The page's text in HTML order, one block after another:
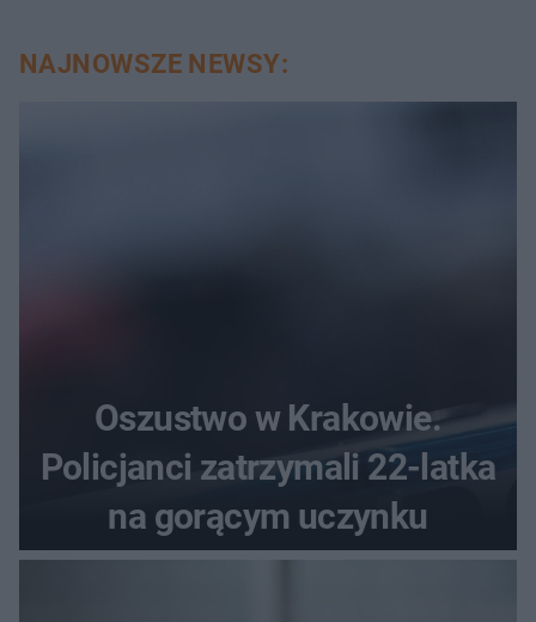
NAJNOWSZE NEWSY:
Oszustwo w Krakowie.
Policjanci zatrzymali 22-latka
na gorącym uczynku